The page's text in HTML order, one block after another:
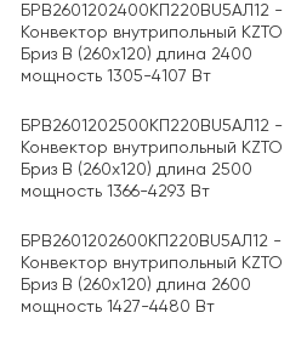
БРВ2601202400КП220ВU5АЛ12 -
Конвектор внутрипольный KZTO
Бриз B (260х120) длина 2400
мощность 1305-4107 Вт
БРВ2601202500КП220ВU5АЛ12 -
Конвектор внутрипольный KZTO
Бриз B (260х120) длина 2500
мощность 1366-4293 Вт
БРВ2601202600КП220ВU5АЛ12 -
Конвектор внутрипольный KZTO
Бриз B (260х120) длина 2600
мощность 1427-4480 Вт